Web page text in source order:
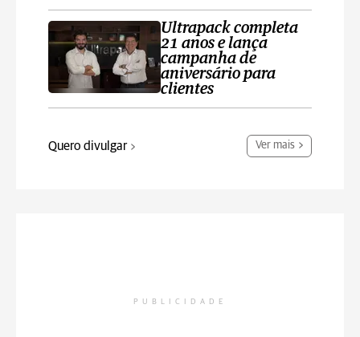
Ultrapack completa
21 anos e lança
campanha de
aniversário para
clientes
Quero divulgar Ver mais
PUBLICIDADE